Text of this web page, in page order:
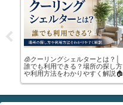
🧊クーリングシェルターとは？│
誰でも利用できる？場所の探し方
や利用方法をわかりやすく解説🏠